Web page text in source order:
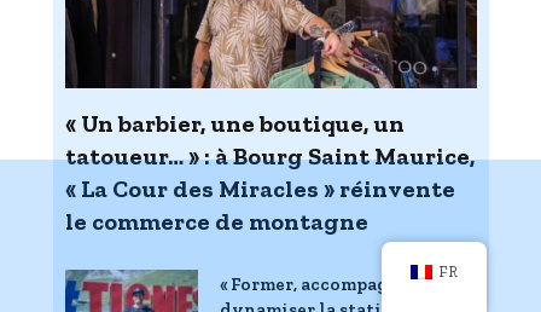
« Un barbier, une boutique, un
tatoueur… » : à Bourg Saint Maurice,
« La Cour des Miracles » réinvente
le commerce de montagne
« Former, accompagner et
FR